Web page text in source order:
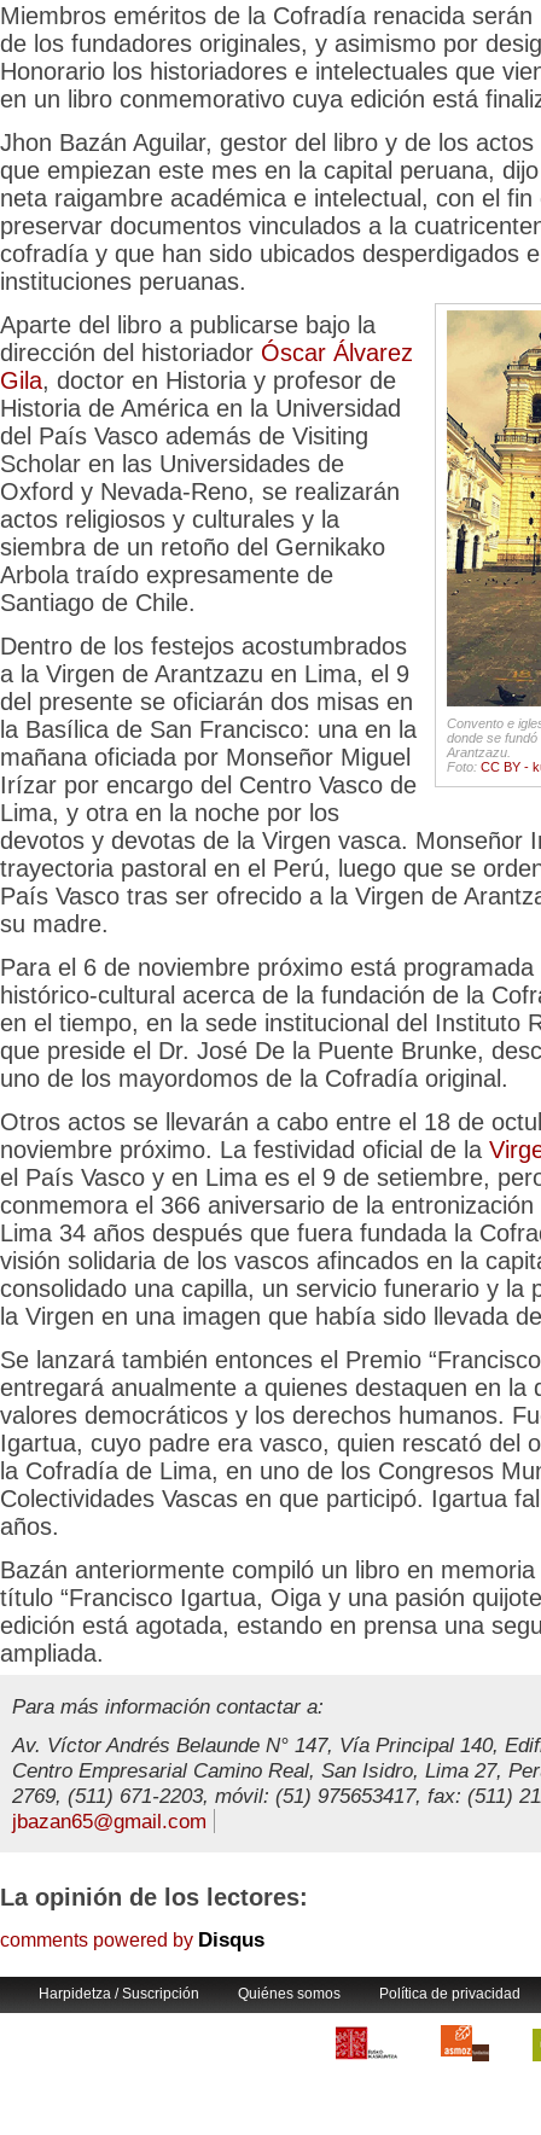
Miembros eméritos de la Cofradía renacida serán
de los fundadores originales, y asimismo por
Honorario los historiadores e intelectuales que
en un libro conmemorativo cuya edición está
Jhon Bazán Aguilar, gestor del libro y de los
que empiezan este mes en la capital peruana,
neta raigambre académica e intelectual, con el
preservar documentos vinculados a la
cofradía y que han sido ubicados desperdigados
instituciones peruanas.
Convento e
donde se fundó
Arantzazu.
Foto: CC BY -
Aparte del libro a publicarse bajo la
dirección del historiador Óscar Álvarez
Gila, doctor en Historia y profesor de
Historia de América en la Universidad
del País Vasco además de Visiting
Scholar en las Universidades de
Oxford y Nevada-Reno, se realizarán
actos religiosos y culturales y la
siembra de un retoño del Gernikako
Arbola traído expresamente de
Santiago de Chile.
Dentro de los festejos acostumbrados
a la Virgen de Arantzazu en Lima, el 9
del presente se oficiarán dos misas en
la Basílica de San Francisco: una en la
mañana oficiada por Monseñor Miguel
Irízar por encargo del Centro Vasco de
Lima, y otra en la noche por los
devotos y devotas de la Virgen vasca. Monseñor
trayectoria pastoral en el Perú, luego que se
País Vasco tras ser ofrecido a la Virgen de
su madre.
Para el 6 de noviembre próximo está
histórico-cultural acerca de la fundación de la
en el tiempo, en la sede institucional del Instituto
que preside el Dr. José De la Puente Brunke,
uno de los mayordomos de la Cofradía original.
Otros actos se llevarán a cabo entre el 18 de
noviembre próximo. La festividad oficial de la
el País Vasco y en Lima es el 9 de setiembre,
conmemora el 366 aniversario de la
Lima 34 años después que fuera fundada la
visión solidaria de los vascos afincados en la
consolidado una capilla, un servicio funerario y la
la Virgen en una imagen que había sido llevada
Se lanzará también entonces el Premio
entregará anualmente a quienes destaquen en la
valores democráticos y los derechos humanos.
Igartua, cuyo padre era vasco, quien rescató del
la Cofradía de Lima, en uno de los Congresos
Colectividades Vascas en que participó. Igartua
años.
Bazán anteriormente compiló un libro en
título “Francisco Igartua, Oiga y una pasión
edición está agotada, estando en prensa una
ampliada.
Para más información contactar a:
Av. Víctor Andrés Belaunde N° 147, Vía Principal 140,
Centro Empresarial Camino Real, San Isidro, Lima 27,
2769, (511) 671-2203, móvil: (51) 975653417, fax: (511)
jbazan65@gmail.com
La opinión de los lectores:
comments powered by Disqus
Harpidetza / Suscripción Quiénes somos Política de privacidad